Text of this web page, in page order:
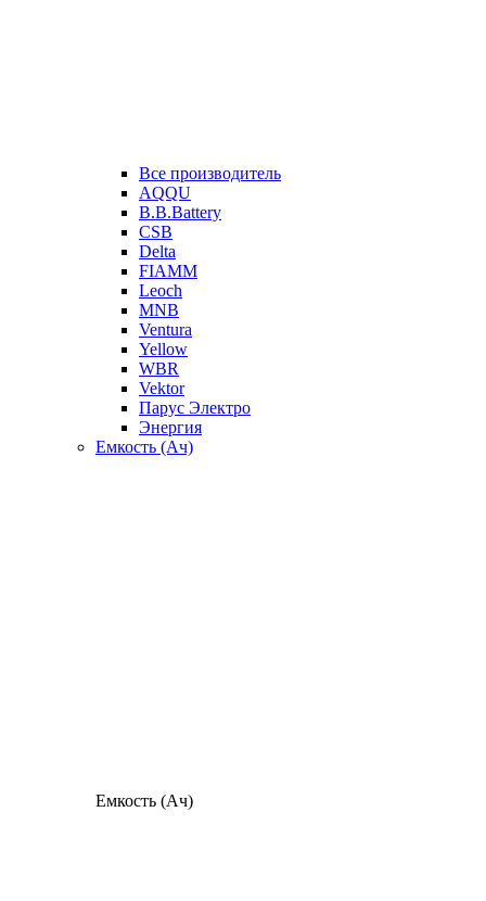
Все производитель
AQQU
B.B.Battery
CSB
Delta
FIAMM
Leoch
MNB
Ventura
Yellow
WBR
Vektor
Парус Электро
Энергия
Емкость (Ач)
Емкость (Ач)